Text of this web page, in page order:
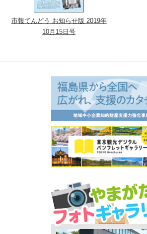
市報てんどう お知らせ版 2019年
10月15日号